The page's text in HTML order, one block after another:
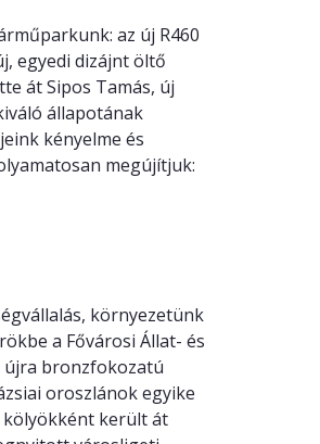
az új R460
egyedi dizájnt öltő
át Sipos Tamás, új
állapotának
kényelme és
megújítjuk:
környezetünk
a Fővárosi Állat- és
újra bronzfokozatú
oroszlánok egyike
kölyökként került át